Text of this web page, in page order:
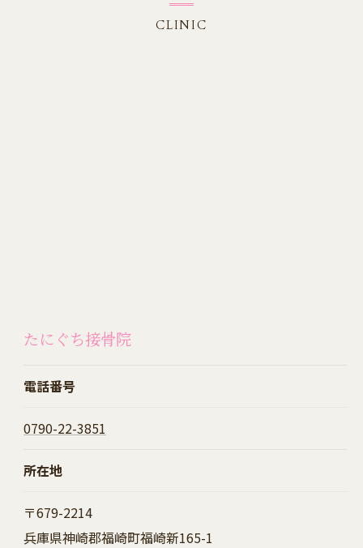
CLINIC
たにぐち接骨院
電話番号
0790-22-3851
所在地
〒679-2214
兵庫県神崎郡福崎町福崎新165-1